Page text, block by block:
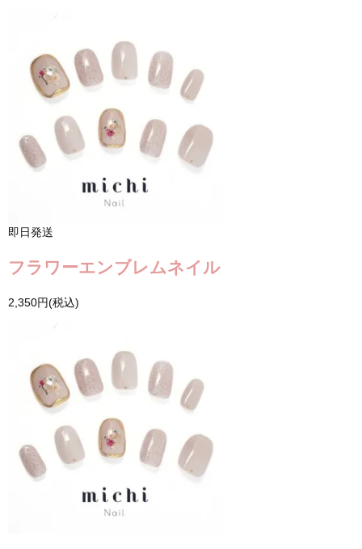
即日発送
フラワーエンブレムネイル
2,350円(税込)